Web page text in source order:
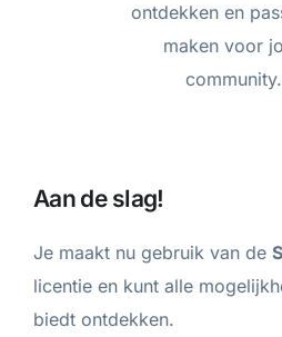
ontdekken en
maken voor
community.
Aan de slag!
Je maakt nu gebruik van de
licentie en kunt alle
biedt ontdekken.